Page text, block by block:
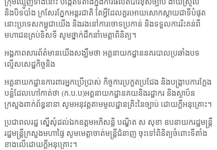
ក្រុមឈ្មួញទាំងនោះ បង្កើតទីតាំងក្នុងការផលិតបារីខុសច្បាប់ ងាយស្រួល
និងបិទបាំង ក្រសែរភ្នែកអន្តរជាតិ តែអ្វីដែលគួរអោយសោកស្តាយជាទីបំផុត
នោះប្រទេសកម្ពុជាយើង និងរងនៅការចោទប្រកាន់ និងទទួលការរិះគន់ពី
មហាជនគ្រប់ទិសទី សូមថ្នាក់ដឹកនាំមេត្តាពិនិត្យ។
អង្គភាពសារព័ត៌មានយើងសង្ឃឹមថា អគ្គនាយកដ្ឋាននគរបាលប្រឆាំងបទ
ល្មើសសេដ្ឋកិច្ចនិង
អគ្គនាយកដ្ឋានការពារអ្នកប្រើប្រាស់ កិច្ចការប្រកួតប្រជែង និងបង្ក្រាបការក្លែង
បន្លំដែលហៅកាត់ថា (ក.ប.ប)អគ្គនាយកដ្ឋានគយនិងរដ្ឋាករ និងស្ថាប័ន
ក្រសួងពាក់ព័ន្ធនានា សូមអនុវត្តតាមមូលដ្ឋានគ្រិះនៃច្បាប់ ដោយក្តីអនុគ្រោះ។
ប្រជាពលរដ្ឋ ស្នើសុំដល់ឯកឧត្តមអភិសន្តិ បណ្ឌិត ស សុខា ឧបនាយករដ្ឋមន្ត្រី
រដ្ឋមន្ត្រីក្រសួងមហាផ្ទៃ សូមមេត្តាចាត់មន្ត្រីជំនាញ ចុះទៅពិនិត្យចំពោះទីតាំង
ខាងលើដោយក្តីអនុគ្រោះ។